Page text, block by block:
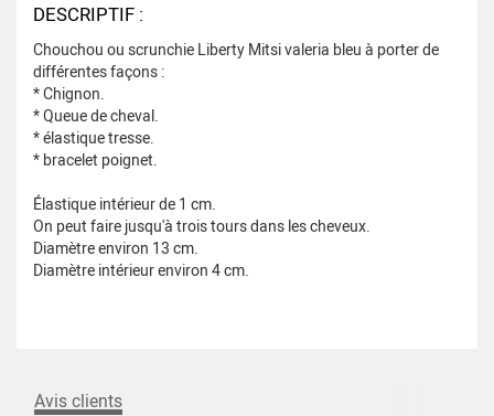
DESCRIPTIF :
Chouchou ou scrunchie Liberty Mitsi valeria bleu à porter de
différentes façons :
* Chignon.
* Queue de cheval.
* élastique tresse.
* bracelet poignet.
Élastique intérieur de 1 cm.
On peut faire jusqu'à trois tours dans les cheveux.
Diamètre environ 13 cm.
Diamètre intérieur environ 4 cm.
Avis clients